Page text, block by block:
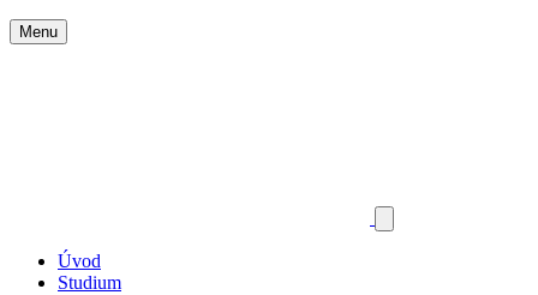
Menu
Úvod
Studium